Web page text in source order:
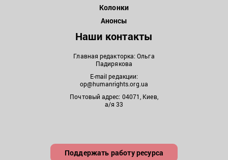
Колонки
Анонсы
Наши контакты
Главная редакторка: Ольга
Падирякова
E-mail редакции:
op@humanrights.org.ua
Почтовый адрес: 04071, Киев,
а/я 33
Поддержать работу ресурса